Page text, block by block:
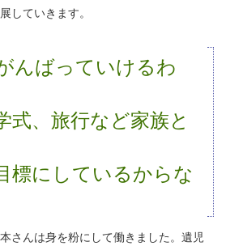
していきます。
んばっていけるわ
式、旅行など家族と
標にしているからな
さんは身を粉にして働きました。遺児